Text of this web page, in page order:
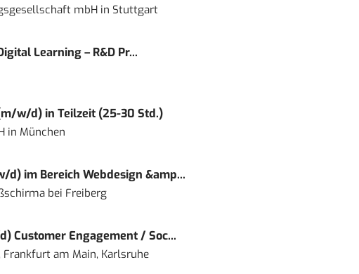
mbHin Stuttgart
Learning – R&D Pr...
w/d) in Teilzeit (25-30 Std.)
in München
im Bereich Webdesign &amp...
bei Freiberg
Customer Engagement / Soc...
Frankfurt am Main, Karlsruhe